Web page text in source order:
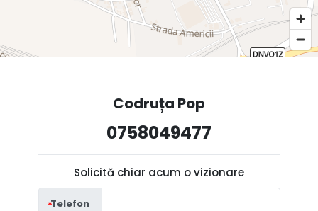
Codruța Pop
0758049477
Solicită chiar acum o vizionare
Telefon